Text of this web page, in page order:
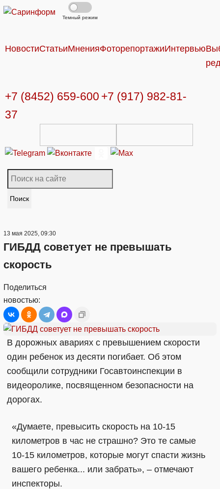
Темный режим
НовостиСтатьиМненияФоторепортажиИнтервью
+7 (8452) 659-600 +7 (917) 982-81-
37
Поиск
13 мая 2025, 09:30
ГИБДД советует не превышать
скорость
Поделиться
новостью:
В дорожных авариях с превышением скорости
один ребенок из десяти погибает. Об этом
сообщили сотрудники Госавтоинспекции в
видеоролике, посвященном безопасности на
дорогах.
«Думаете, превысить скорость на 10-15
километров в час не страшно? Это те самые
10-15 километров, которые могут спасти жизнь
вашего ребенка... или забрать», – отмечают
инспекторы.